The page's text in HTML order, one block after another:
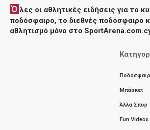
Ό λες οι αθλητικές ειδήσεις για το
ποδόσφαιρο, το διεθνές ποδόσφαιρο
αθλητισμό μόνο στο
Μπάσκετ
Άλλα Σπορ
Fun Videos